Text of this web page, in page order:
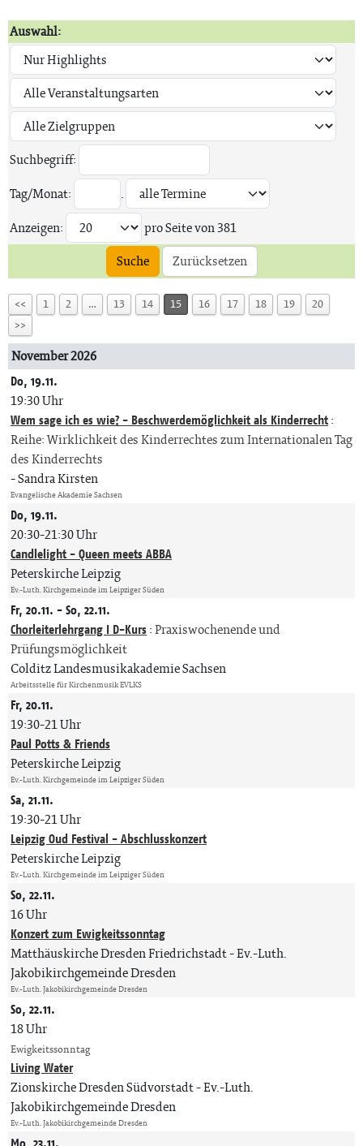
Auswahl:
Suchbegriff:
Tag/Monat:
.
Anzeigen:
pro Seite von381
Suche
Zurücksetzen
<< 1 2 … 13 14 15 16 17 18 19
20
>>
November 2026
Do, 19.11.
19:30 Uhr
Wem sage ich es wie? - Beschwerdemöglichkeit als Kinderrecht:
Reihe: Wirklichkeit des Kinderrechtes zum Internationalen Tag
des Kinderrechts
Sandra Kirsten
Evangelische Akademie Sachsen
Do, 19.11.
20:30-21:30 Uhr
Candlelight - Queen meets ABBA
Peterskirche Leipzig
Ev.-Luth. Kirchgemeinde im Leipziger Süden
Fr, 20.11. - So, 22.11.
Chorleiterlehrgang I D-Kurs:Praxiswochenende und
Prüfungsmöglichkeit
Colditz Landesmusikakademie Sachsen
Arbeitsstelle für Kirchenmusik EVLKS
Fr, 20.11.
19:30-21 Uhr
Paul Potts & Friends
Peterskirche Leipzig
Ev.-Luth. Kirchgemeinde im Leipziger Süden
Sa, 21.11.
19:30-21 Uhr
Leipzig Oud Festival - Abschlusskonzert
Peterskirche Leipzig
Ev.-Luth. Kirchgemeinde im Leipziger Süden
So, 22.11.
16 Uhr
Konzert zum Ewigkeitssonntag
Matthäuskirche Dresden Friedrichstadt Ev.-Luth.
Jakobikirchgemeinde Dresden
Ev.-Luth. Jakobikirchgemeinde Dresden
So, 22.11.
18 Uhr
Ewigkeitssonntag
Living Water
Zionskirche Dresden Südvorstadt Ev.-Luth.
Jakobikirchgemeinde Dresden
Ev.-Luth. Jakobikirchgemeinde Dresden